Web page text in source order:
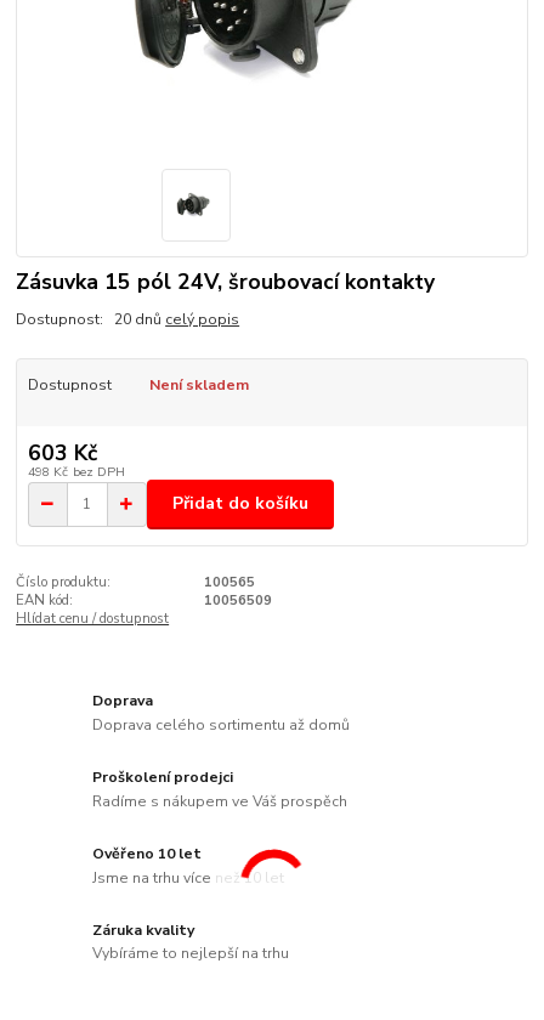
Zásuvka 15 pól 24V, šroubovací kontakty
Dostupnost: 20 dnů celý popis
Dostupnost Není skladem
603 Kč
498 Kč bez DPH
Přidat do košíku
Číslo produktu:
100565
EAN kód:
10056509
Hlídat cenu / dostupnost
Doprava
Doprava celého sortimentu až domů
Proškolení prodejci
Radíme s nákupem ve Váš prospěch
Ověřeno 10 let
Jsme na trhu více než 10 let
Záruka kvality
Vybíráme to nejlepší na trhu